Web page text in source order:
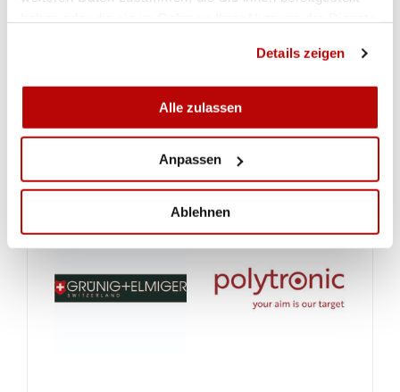
Details zeigen
Alle zulassen
Anpassen
Ablehnen